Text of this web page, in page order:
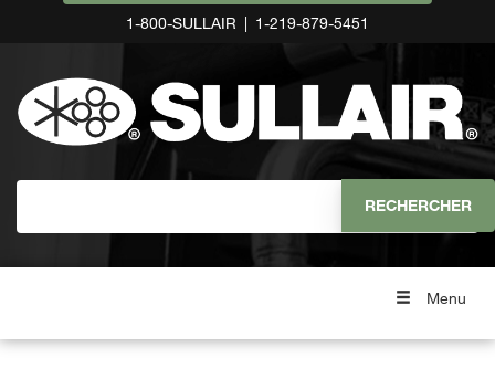
1-800-SULLAIR 1-219-879-5451
Menu